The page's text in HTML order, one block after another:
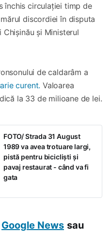
închis circulației timp de
discordiei în disputa
și Ministerul
de caldarâm a
curent. Valoarea
la 33 de milioane de lei.
FOTO/ Strada 31 August
1989 va avea trotuare largi,
pistă pentru bicicliști și
pavaj restaurat - când va fi
gata
Google News sau